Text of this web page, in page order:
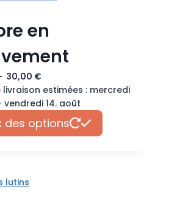
page
en
30,00 €Plage
de
prix :
15,00 €
à
livraison estimées : mercredi
vendredi 14. août
des options
Ce
produit